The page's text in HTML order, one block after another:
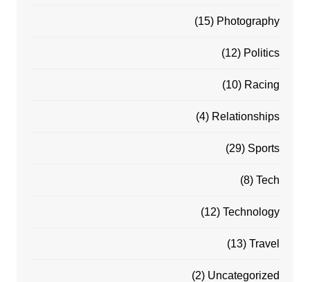
Photography
(15)
Politics
(12)
Racing
(10)
Relationships
(4)
Sports
(29)
Tech
(8)
Technology
(12)
Travel
(13)
Uncategorized
(2)